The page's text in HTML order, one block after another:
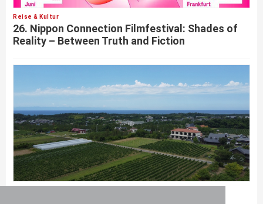
Reise & Kultur
26. Nippon Connection Filmfestival: Shades of
Reality – Between Truth and Fiction